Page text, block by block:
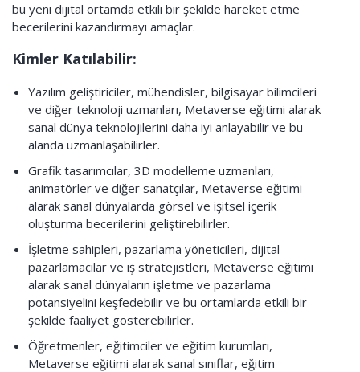
bu yeni dijital ortamda etkili bir şekilde hareket etme
becerilerini kazandırmayı amaçlar.
Kimler Katılabilir:
Yazılım geliştiriciler, mühendisler, bilgisayar bilimcileri
ve diğer teknoloji uzmanları, Metaverse eğitimi alarak
sanal dünya teknolojilerini daha iyi anlayabilir ve bu
alanda uzmanlaşabilirler.
Grafik tasarımcılar, 3D modelleme uzmanları,
animatörler ve diğer sanatçılar, Metaverse eğitimi
alarak sanal dünyalarda görsel ve işitsel içerik
oluşturma becerilerini geliştirebilirler.
İşletme sahipleri, pazarlama yöneticileri, dijital
pazarlamacılar ve iş stratejistleri, Metaverse eğitimi
alarak sanal dünyaların işletme ve pazarlama
potansiyelini keşfedebilir ve bu ortamlarda etkili bir
şekilde faaliyet gösterebilirler.
Öğretmenler, eğitimciler ve eğitim kurumları,
Metaverse eğitimi alarak sanal sınıflar, eğitim